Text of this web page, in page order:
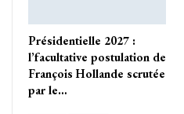
Présidentielle 2027 :
l’facultative postulation de
François Hollande scrutée
par le…